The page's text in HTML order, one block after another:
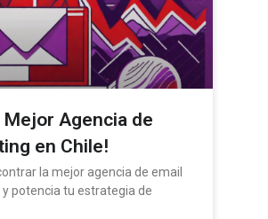
Mejor Agencia de
en Chile!
la mejor agencia de email
potencia tu estrategia de